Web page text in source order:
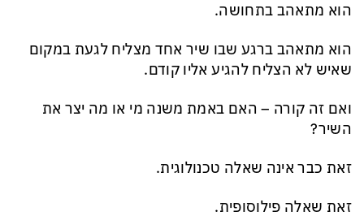
הוא מתאהב בתחושה.
הוא מתאהב ברגע שבו שיר אחד מצליח לגעת במקום
שאיש לא הצליח להגיע אליו קודם.
ואם זה קורה – האם באמת משנה מי או מה יצר את
השיר?
זאת כבר אינה שאלה טכנולוגית.
זאת שאלה פילוסופית.